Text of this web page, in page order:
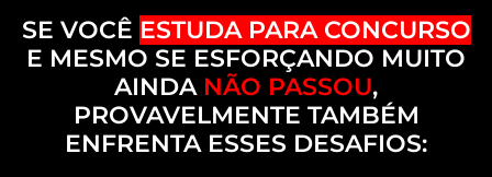
SE VOCÊ ESTUDA PARA CONCURSO
E MESMO SE ESFORÇANDO MUITO
AINDA NÃO PASSOU,
PROVAVELMENTE TAMBÉM
ENFRENTA ESSES DESAFIOS: